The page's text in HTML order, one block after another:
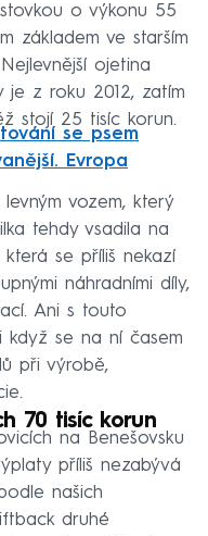
o výkonu 55
základem ve starším
ojetina
je z roku 2012, zatím
stojí 25 tisíc korun.
se psem
Evropa
vozem, který
tehdy vsadila na
se příliš nekazí
náhradními díly,
Ani s touto
když se na ní časem
při výrobě,
70 tisíc korun
na Benešovsku
příliš nezabývá
našich
druhé